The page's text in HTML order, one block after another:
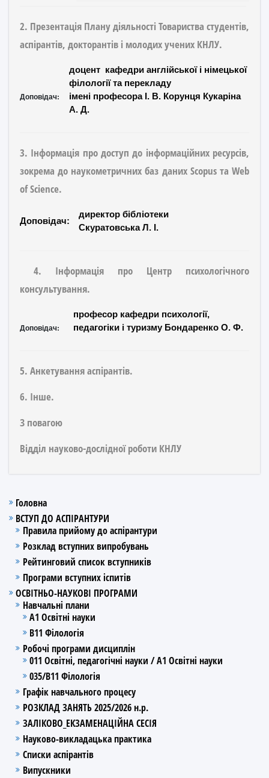
2. Презентація Плану діяльності Товариства студентів,
аспірантів, докторантів і молодих учених КНЛУ.
Доповідач:
доцент кафедри англійської і німецької
філології та перекладу
імені професора І. В. Корунця Кукаріна
А. Д.
3. Інформація про доступ до інформаційних ресурсів,
зокрема до наукометричних баз даних Scopus та Web
of Science.
Доповідач:
директор бібліотеки
Скуратовська Л. І.
4. Інформація про Центр психологічного
консультування.
Доповідач:
професор кафедри психології,
педагогіки і туризму Бондаренко О. Ф.
5. Анкетування аспірантів.
6. Інше.
З повагою
Відділ науково-дослідної роботи КНЛУ
Головна
ВСТУП ДО АСПІРАНТУРИ
Правила прийому до аспірантури
Розклад вступних випробувань
Рейтинговий список вступників
Програми вступних іспитів
ОСВІТНЬО-НАУКОВІ ПРОГРАМИ
Навчальні плани
А1 Освітні науки
В11 Філологія
Робочі програми дисциплін
011 Освітні, педагогічні науки / А1 Освітні науки
035/В11 Філологія
Графік навчального процесу
РОЗКЛАД ЗАНЯТЬ 2025/2026 н.р.
ЗАЛІКОВО_ЕКЗАМЕНАЦІЙНА СЕСІЯ
Науково-викладацька практика
Списки аспірантів
Випускники